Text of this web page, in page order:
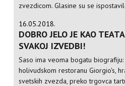
zvezdicom. Glasine su se
16.05.2018.
DOBRO JELO JE KAO
SVAKOJ IZVEDBI!
Saso ima veoma bogatu
holivudskom restoranu Giorgio's,
svetskih zvezda, preko trgovca